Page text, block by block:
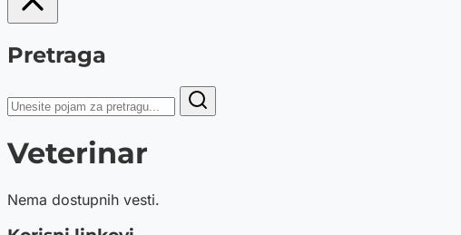
Pretraga
Veterinar
Nema dostupnih vesti.